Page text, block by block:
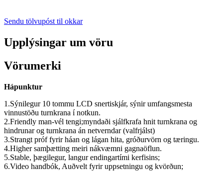
Sendu tölvupóst til okkar
Upplýsingar um vöru
Vörumerki
Hápunktur
1.Sýnilegur 10 tommu LCD snertiskjár, sýnir umfangsmesta
vinnustöðu turnkrana í notkun.
2.Friendly man-vél tengi;myndaði sjálfkrafa hnit turnkrana og
hindrunar og turnkrana án netverndar (valfrjálst)
3.Strangt próf fyrir háan og lágan hita, gróðurvörn og tæringu.
4.Higher samþætting meiri nákvæmni gagnaöflun.
5.Stable, þægilegur, langur endingartími kerfisins;
6.Video handbók, Auðvelt fyrir uppsetningu og kvörðun;